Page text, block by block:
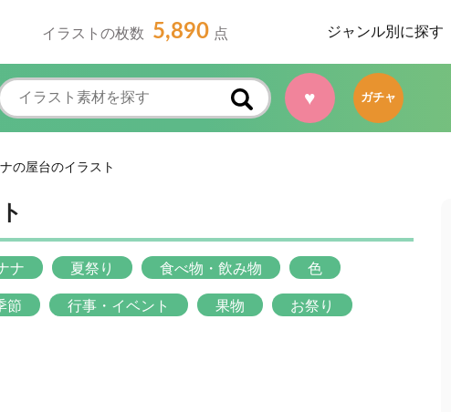
イラストの枚数 5,890 点 ジャンル別に探す
♥ ガチャ
の屋台のイラスト
ナ 夏祭り 食べ物・飲み物 色
節 行事・イベント 果物 お祭り